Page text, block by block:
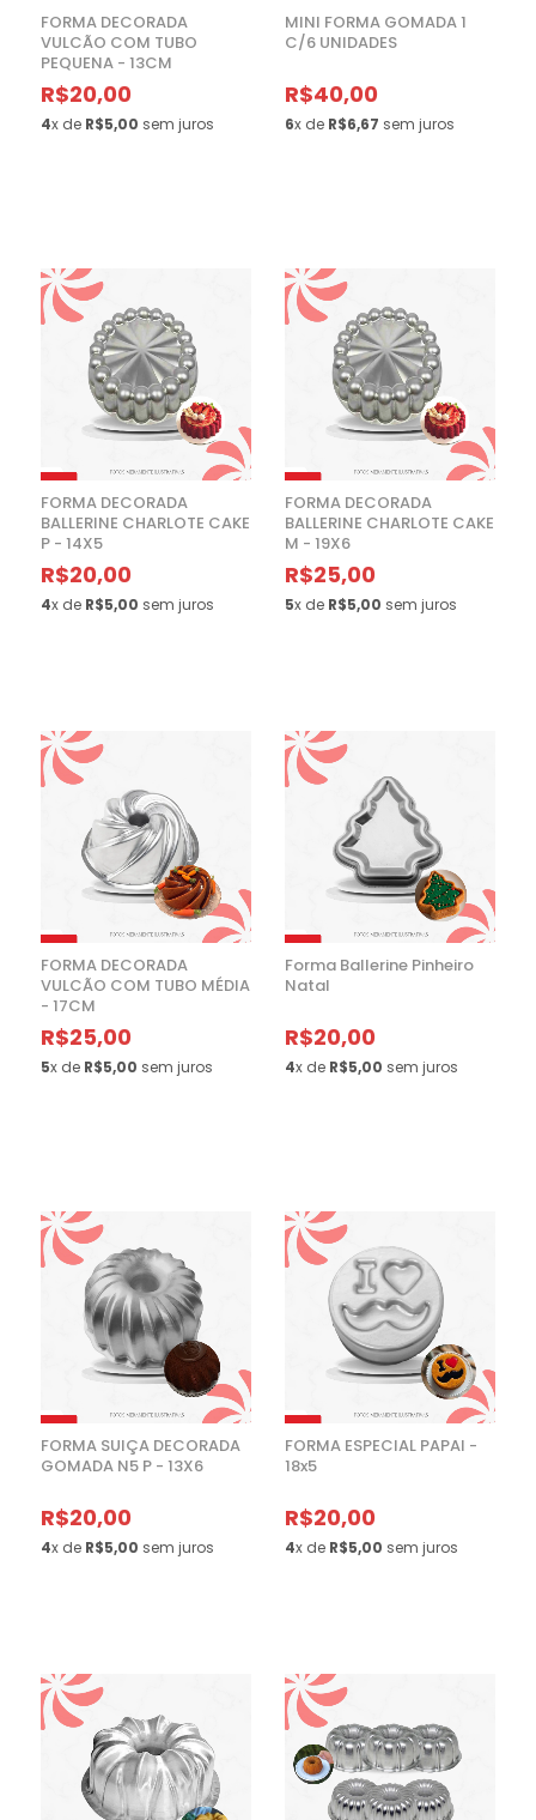
FORMA DECORADA
VULCÃO COM TUBO
PEQUENA - 13CM
R$20,00
4x de R$5,00 sem juros
MINI FORMA GOMADA 1
C/6 UNIDADES
R$40,00
6x de R$6,67 sem juros
FORMA DECORADA
BALLERINE CHARLOTE CAKE
P - 14X5
R$20,00
4x de R$5,00 sem juros
FORMA DECORADA
BALLERINE CHARLOTE CAKE
M - 19X6
R$25,00
5x de R$5,00 sem juros
FORMA DECORADA
VULCÃO COM TUBO MÉDIA
- 17CM
R$25,00
5x de R$5,00 sem juros
Forma Ballerine Pinheiro
Natal
R$20,00
4x de R$5,00 sem juros
FORMA SUIÇA DECORADA
GOMADA N5 P - 13X6
R$20,00
4x de R$5,00 sem juros
FORMA ESPECIAL PAPAI -
18x5
R$20,00
4x de R$5,00 sem juros